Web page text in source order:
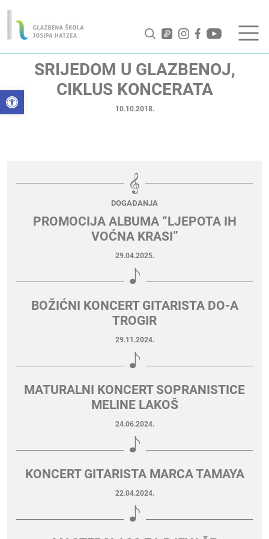
Open toolbar
SRIJEDOM U GLAZBENOJ,
CIKLUS KONCERATA
10.10.2018.
DOGAĐANJA
PROMOCIJA ALBUMA “LJEPOTA IH
VOĆNA KRASI”
29.04.2025.
BOŽIĆNI KONCERT GITARISTA DO-A
TROGIR
29.11.2024.
MATURALNI KONCERT SOPRANISTICE
MELINE LAKOŠ
24.06.2024.
KONCERT GITARISTA MARCA TAMAYA
22.04.2024.